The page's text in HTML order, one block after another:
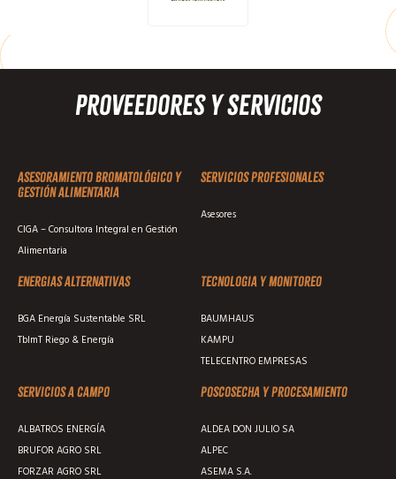
Proveedores y Servicios
Asesoramiento Bromatológico y
Gestión Alimentaria
CIGA – Consultora Integral en Gestión
Alimentaria
Servicios profesionales
Asesores
Energias alternativas
BGA Energía Sustentable SRL
TblmT Riego & Energía
Tecnologia y monitoreo
BAUMHAUS
KAMPU
TELECENTRO EMPRESAS
Servicios a campo
ALBATROS ENERGÍA
BRUFOR AGRO SRL
FORZAR AGRO SRL
Poscosecha y procesamiento
ALDEA DON JULIO SA
ALPEC
ASEMA S.A.